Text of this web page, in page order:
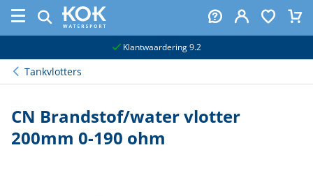
Klantwaardering 9.2
Tankvlotters
CN Brandstof/water vlotter
200mm 0-190 ohm